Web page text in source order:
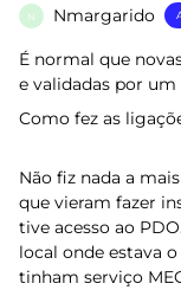
N Nmargarido
É normal que
e validadas por
Como fez as
Não fiz nada a
que vieram fazer
tive acesso ao
local onde estava
tinham serviço